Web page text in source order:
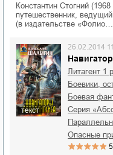
Константин Стогний
путешественник,
(в издательстве «Фолио…
текст
26.02.2014
Литагент 1
боевики,
боевая
серия
опасные
5